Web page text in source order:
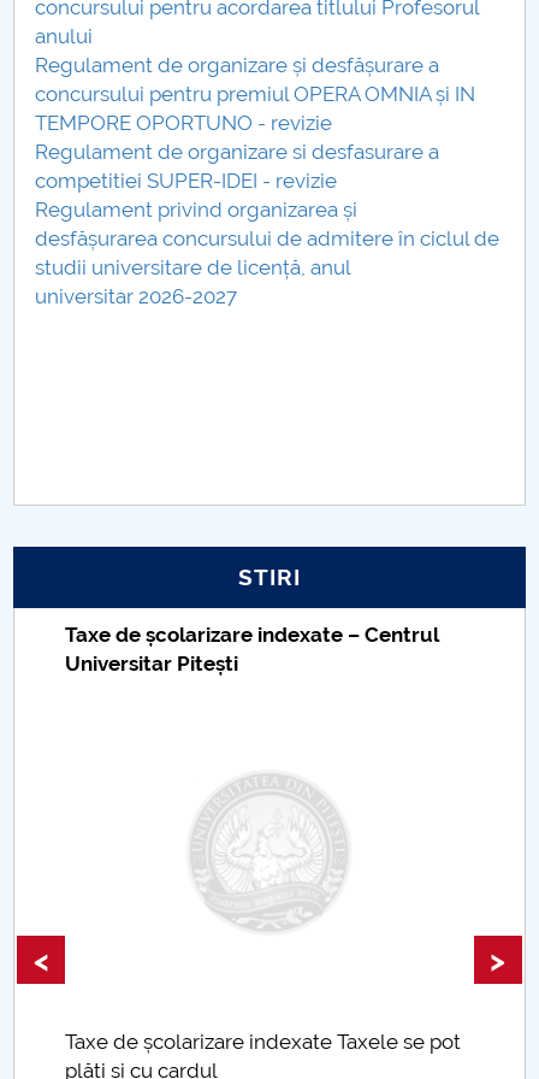
concursului pentru acordarea titlului Profesorul
anului
Regulament de organizare și desfășurare a
concursului pentru premiul OPERA OMNIA și IN
TEMPORE OPORTUNO - revizie
Regulament de organizare si desfasurare a
competitiei SUPER-IDEI - revizie
Regulament privind organizarea și
desfășurarea concursului de admitere în ciclul de
studii universitare de licență, anul
universitar 2026-2027
STIRI
Taxe de școlarizare indexate – Centrul
Universitar Pitești
Taxe de școlarizare indexate Taxele se pot
plăti și cu cardul
< >